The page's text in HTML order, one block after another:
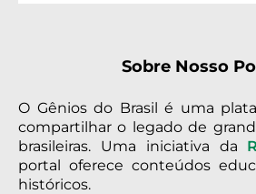
Sobre Nosso
O Gênios do Brasil é uma
compartilhar o legado de
brasileiras. Uma iniciativa da
portal oferece conteúdos
históricos.